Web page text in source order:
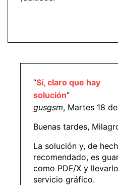
“Sí, claro que hay
solución”
gusgsm, Martes 18
Buenas tardes,
La solución y, de
recomendado, es
como PDF/X y
servicio gráfico.